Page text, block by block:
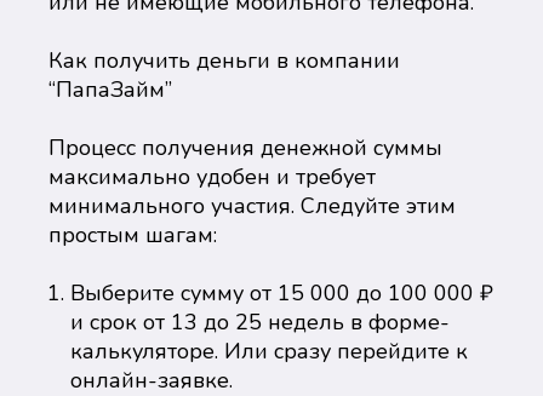
Как получить деньги в компании
“ПапаЗайм”
Процесс получения денежной суммы
максимально удобен и требует
минимального участия. Следуйте этим
простым шагам:
Выберите сумму от 15 000 до 100 000 ₽
и срок от 13 до 25 недель в форме-
калькуляторе. Или сразу перейдите к
онлайн-заявке.